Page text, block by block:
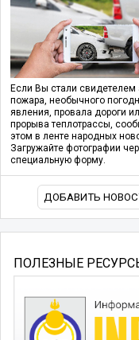
Если Вы стали свидетелем
пожара, необычного
явления, провала дороги
прорыва теплотрассы,
этом в ленте народных
Загружайте фотографии
специальную форму.
ДОБАВИТЬ
ПОЛЕЗНЫЕ